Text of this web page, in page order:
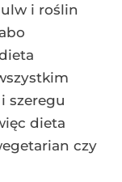
i roślin
szeregu
dieta
czy